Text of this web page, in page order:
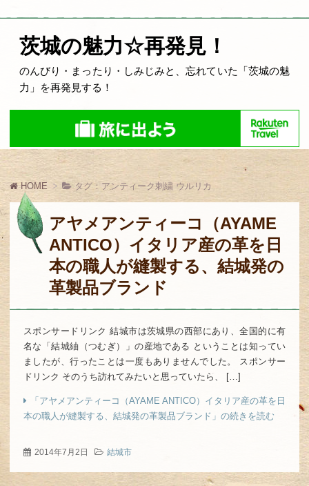
茨城の魅力☆再発見！
のんびり・まったり・しみじみと、忘れていた「茨城の魅
力」を再発見する！
HOME タグ：アンティーク刺繍 ウルリカ
アヤメアンティーコ（AYAME
ANTICO）イタリア産の革を日
本の職人が縫製する、結城発の
革製品ブランド
スポンサードリンク 結城市は茨城県の西部にあり、全国的に有
名な「結城紬（つむぎ）」の産地である ということは知ってい
ましたが、行ったことは一度もありませんでした。 スポンサー
ドリンク そのうち訪れてみたいと思っていたら、 […]
「アヤメアンティーコ（AYAME ANTICO）イタリア産の革を日
本の職人が縫製する、結城発の革製品ブランド」の続きを読む
2014年7月2日 結城市